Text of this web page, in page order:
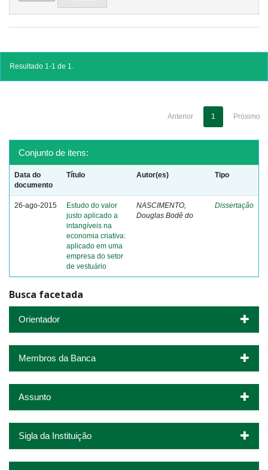
Resultado 1-1 de 1.
Anterior 1 Próximo
Conjunto de itens:
Data do
documento
Título Autor(es) Tipo
26-ago-2015
Estudo do valor
justo aplicado a
intangíveis na
economia criativa:
aplicado em uma
empresa do setor
de vestuário
NASCIMENTO,
Douglas Bodê do
Dissertação
Busca facetada
Orientador
Membros da Banca
Assunto
Sigla da Instituição